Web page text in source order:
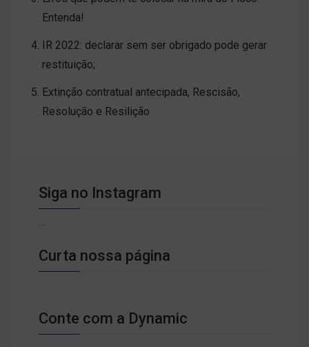
Entenda!
IR 2022: declarar sem ser obrigado pode gerar
restituição;
Extinção contratual antecipada, Rescisão,
Resolução e Resilição
Siga no Instagram
…
Curta nossa página
Conte com a Dynamic